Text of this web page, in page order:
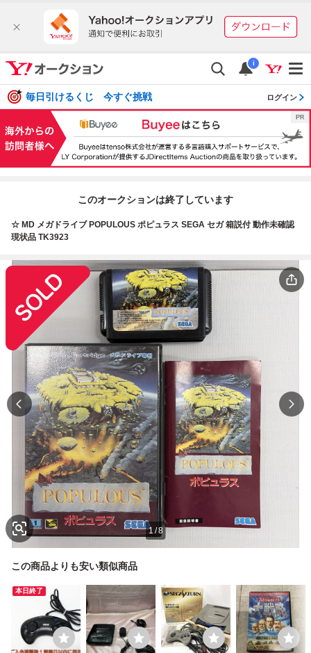
i
毎日引けるくじ 今すぐ挑戦 ログイン
このオークションは終了しています
☆ MD メガドライブ POPULOUS ポピュラス SEGA セガ 箱説付 動作未確認
現状品 TK3923
1/8
この商品よりも安い類似商品
本日終了